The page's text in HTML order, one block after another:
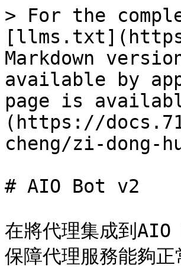
> For the
Markdown
available by
page is
(https://
cheng/zi-dong-
# AIO Bot v2
在將代理集成到
保障代理服務能夠正